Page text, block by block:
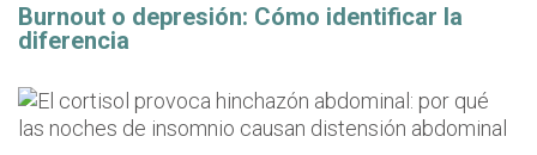
Burnout o depresión: Cómo identificar la
diferencia